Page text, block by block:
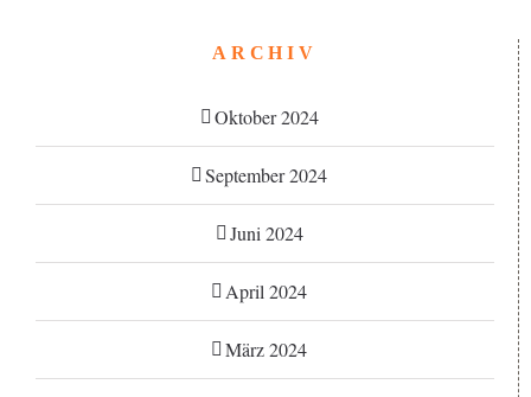
ARCHIV
Oktober 2024
September 2024
Juni 2024
April 2024
März 2024